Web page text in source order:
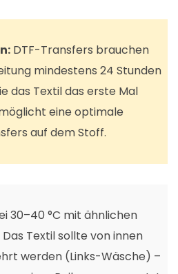
DTF-Transfers brauchen
mindestens 24 Stunden
das Textil das erste Mal
eine optimale
auf dem Stoff.
30–40 °C mit ähnlichen
Textil sollte von innen
werden (Links-Wäsche) –